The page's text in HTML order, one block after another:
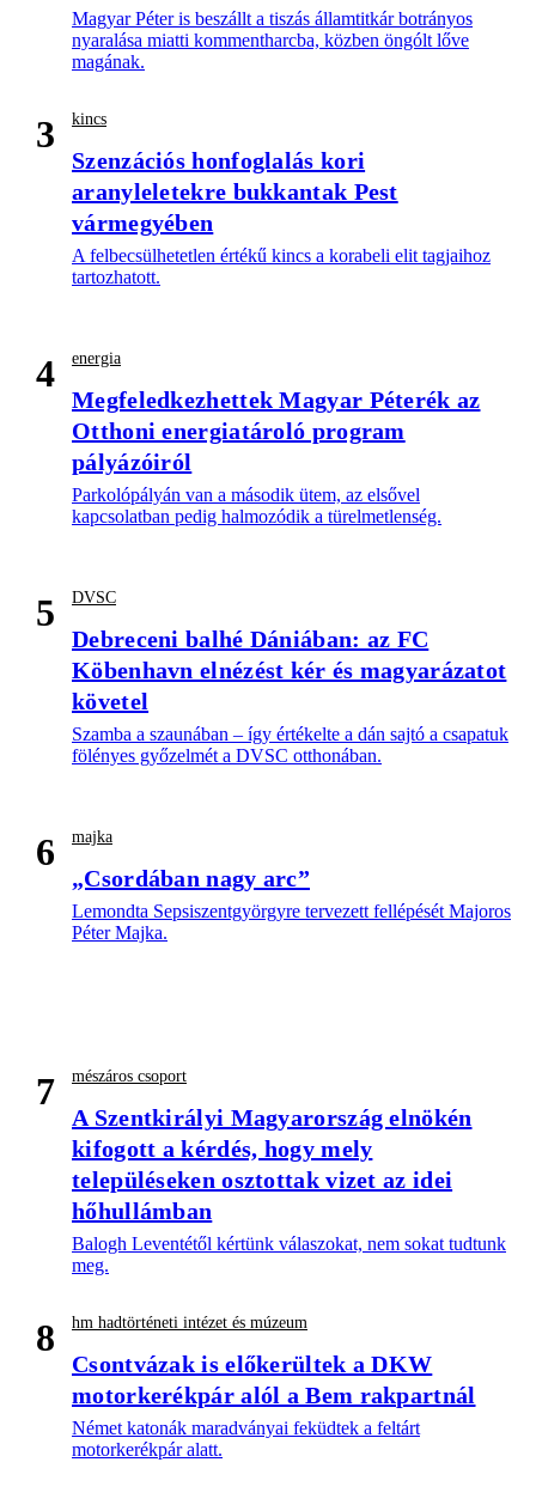
Magyar Péter is beszállt a tiszás államtitkár botrányos
nyaralása miatti kommentharcba, közben öngólt lőve
magának.
3 kincs
Szenzációs honfoglalás kori
aranyleletekre bukkantak Pest
vármegyében
A felbecsülhetetlen értékű kincs a korabeli elit tagjaihoz
tartozhatott.
4 energia
Megfeledkezhettek Magyar Péterék az
Otthoni energiatároló program
pályázóiról
Parkolópályán van a második ütem, az elsővel
kapcsolatban pedig halmozódik a türelmetlenség.
5 DVSC
Debreceni balhé Dániában: az FC
Köbenhavn elnézést kér és magyarázatot
követel
Szamba a szaunában – így értékelte a dán sajtó a csapatuk
fölényes győzelmét a DVSC otthonában.
6 majka
„Csordában nagy arc”
Lemondta Sepsiszentgyörgyre tervezett fellépését Majoros
Péter Majka.
7 mészáros csoport
A Szentkirályi Magyarország elnökén
kifogott a kérdés, hogy mely
településeken osztottak vizet az idei
hőhullámban
Balogh Leventétől kértünk válaszokat, nem sokat tudtunk
meg.
8 hm hadtörténeti intézet és múzeum
Csontvázak is előkerültek a DKW
motorkerékpár alól a Bem rakpartnál
Német katonák maradványai feküdtek a feltárt
motorkerékpár alatt.